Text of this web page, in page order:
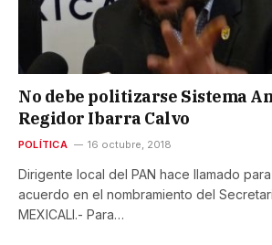
No debe politizarse Sistema
Regidor Ibarra Calvo
POLÍTICA 16 octubre, 2018
Dirigente local del PAN hace llamado
acuerdo en el nombramiento del
MEXICALI.- Para…